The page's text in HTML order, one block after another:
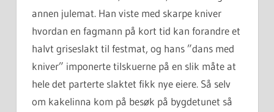
annen julemat. Han viste med skarpe kniver
hvordan en fagmann på kort tid kan forandre et
halvt griseslakt til festmat, og hans ”dans med
kniver” imponerte tilskuerne på en slik måte at
hele det parterte slaktet fikk nye eiere. Så selv
om kakelinna kom på besøk på bygdetunet så